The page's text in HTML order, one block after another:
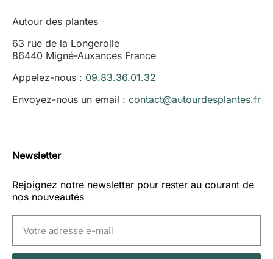
Autour des plantes
63 rue de la Longerolle
86440 Migné-Auxances France
Appelez-nous : 09.83.36.01.32
Envoyez-nous un email : contact@autourdesplantes.fr
Newsletter
Rejoignez notre newsletter pour rester au courant de
nos nouveautés